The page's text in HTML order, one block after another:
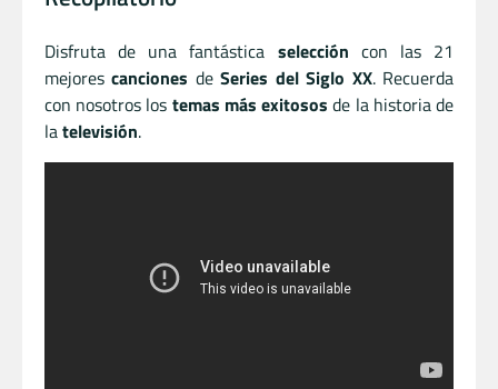
Disfruta de una fantástica selección con las 21
mejorescanciones deSeries del Siglo XX. Recuerda
con nosotros los temas más exitosos de la historia de
latelevisión.